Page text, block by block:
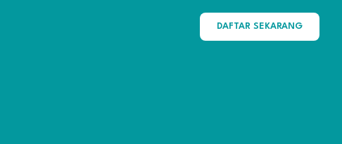
DAFTAR SEKARANG